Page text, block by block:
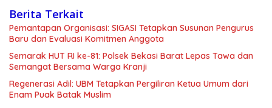
Berita Terkait
Pemantapan Organisasi: SIGASI Tetapkan Susunan Pengurus
Baru dan Evaluasi Komitmen Anggota
Semarak HUT RI ke-81: Polsek Bekasi Barat Lepas Tawa dan
Semangat Bersama Warga Kranji
Regenerasi Adil: UBM Tetapkan Pergiliran Ketua Umum dari
Enam Puak Batak Muslim